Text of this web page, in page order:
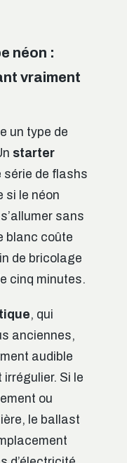
néon :
vraiment
un type de
starter
série de flashs
si le néon
sans
blanc coûte
de bricolage
cinq minutes.
, qui
anciennes,
audible
Si le
ou
le ballast